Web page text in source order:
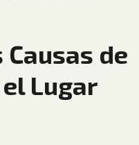
de
Lugar